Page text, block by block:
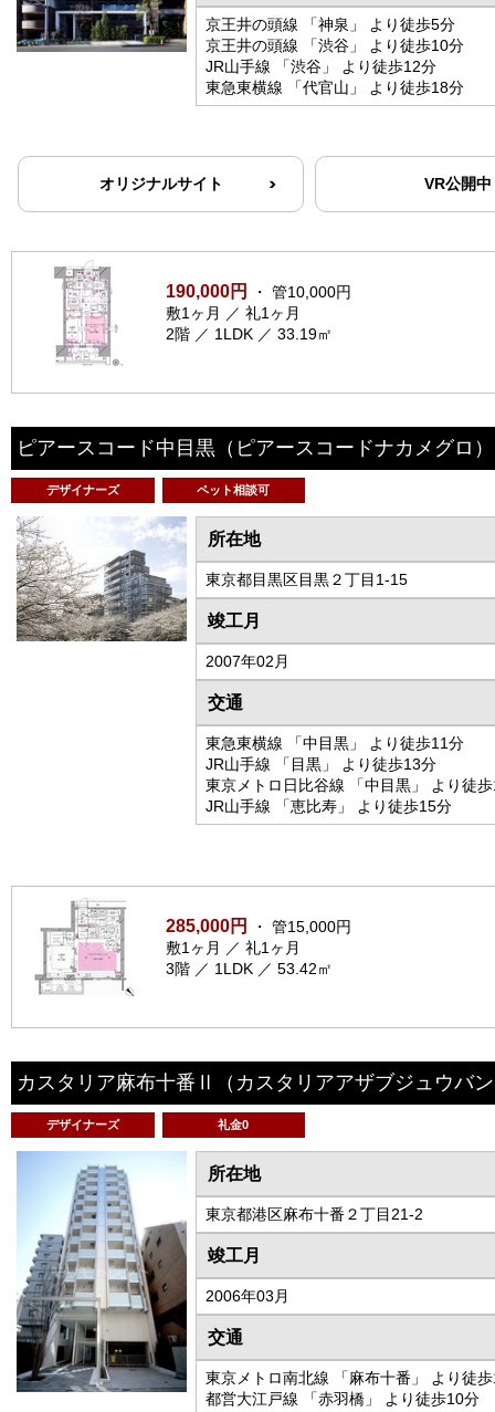
京王井の頭線 「神泉」 より徒歩5分
京王井の頭線 「渋谷」 より徒歩10分
JR山手線 「渋谷」 より徒歩12分
東急東横線 「代官山」 より徒歩18分
オリジナルサイト VR公開中
190,000円
・ 管10,000円
敷1ヶ月 ／ 礼1ヶ月
2階 ／ 1LDK ／ 33.19㎡
ピアースコード中目黒 （ピアースコードナカメグロ）
デザイナーズ ペット相談可
所在地
東京都目黒区目黒２丁目1-15
竣工月
2007年02月
交通
東急東横線 「中目黒」 より徒歩11分
JR山手線 「目黒」 より徒歩13分
東京メトロ日比谷線 「中目黒」 より徒
JR山手線 「恵比寿」 より徒歩15分
285,000円
・ 管15,000円
敷1ヶ月 ／ 礼1ヶ月
3階 ／ 1LDK ／ 53.42㎡
カスタリア麻布十番Ⅱ （カスタリアアザブジュウバ
デザイナーズ 礼金0
所在地
東京都港区麻布十番２丁目21-2
竣工月
2006年03月
交通
東京メトロ南北線 「麻布十番」 より徒
都営大江戸線 「赤羽橋」 より徒歩10分